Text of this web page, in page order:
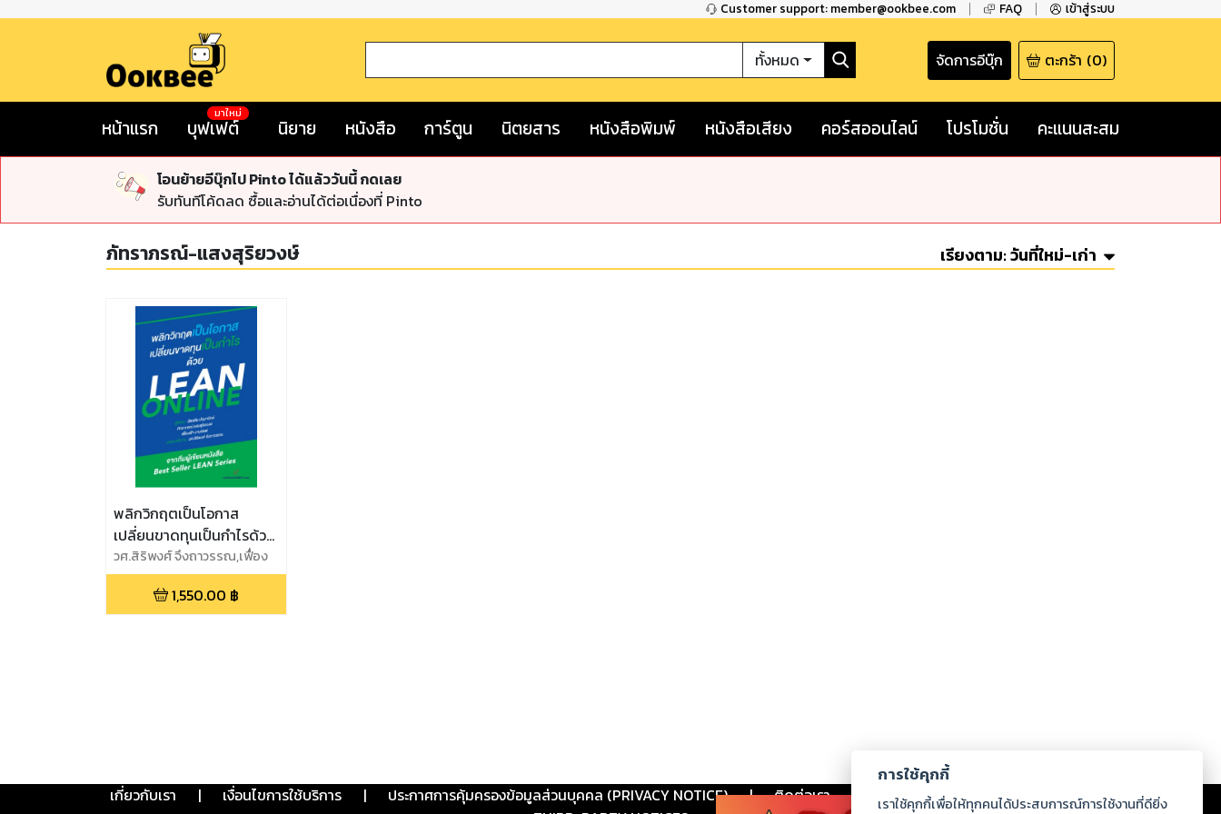
Customer support: member@ookbee.com FAQ เข้าสู่ระบบ
ทั้งหมด จัดการอีบุ๊ก ตะกร้า (0)
หน้าแรก บุฟเฟต์
มาใหม่
นิยาย หนังสือ การ์ตูน นิตยสาร หนังสือพิมพ์ หนังสือเสียง คอร์สออนไลน์ โปรโมชั่น คะแนนสะสม
โอนย้ายอีบุ๊กไป Pinto ได้แล้ววันนี้ กดเลย
รับทันทีโค้ดลด ซื้อและอ่านได้ต่อเนื่องที่ Pinto
ภัทราภรณ์-แสงสุริยวงษ์ เรียงตาม:วันที่ใหม่-เก่า
พลิกวิกฤตเป็นโอกาส
เปลี่ยนขาดทุนเป็นกำไรด้วย
LEAN ONLINE
วศ.สิริพงศ์ จึงถาวรรณ,เฟื่อง
ฟ้า งามจิตต์,ฉัตรชัย ปทุมา
รักษ์,ภัทราภรณ์ แสงสุริยวงษ์
1,550.00 ฿
เกี่ยวกับเรา | เงื่อนไขการใช้บริการ | ประกาศการคุ้มครองข้อมูลส่วนบุคคล (PRIVACY NOTICE) | ติดต่อเรา ร่วมงานกับเรา ดาวน์โหลด
การใช้คุกกี้
เราใช้คุกกี้เพื่อให้ทุกคนได้ประสบการณ์การใช้งานที่ดียิ่ง